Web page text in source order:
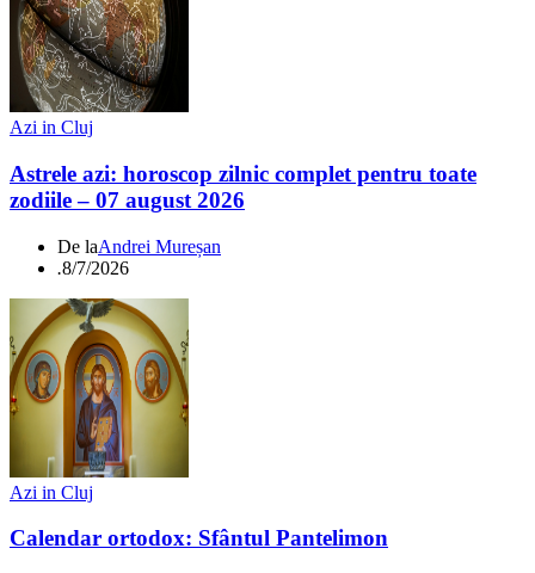
Azi in Cluj
Astrele azi: horoscop zilnic complet pentru toate
zodiile – 07 august 2026
De laAndrei Mureșan
.8/7/2026
Azi in Cluj
Calendar ortodox: Sfântul Pantelimon